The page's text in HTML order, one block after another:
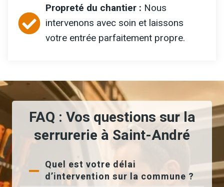
Propreté du chantier : Nous
intervenons avec soin et laissons
votre entrée parfaitement propre.
FAQ : Vos questions sur la
serrurerie à Saint-André
Quel est votre délai
d’intervention sur la commune ?